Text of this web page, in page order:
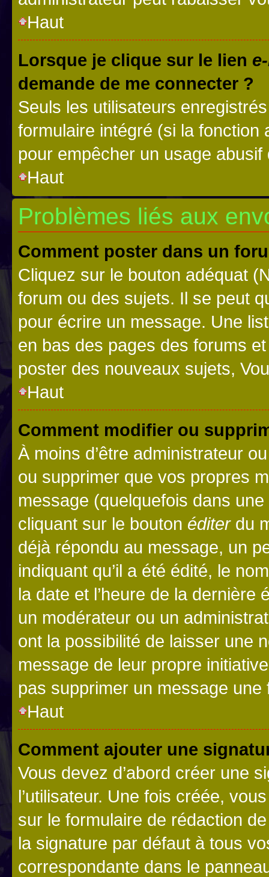
Haut
Lorsque je clique sur le lien
demande de me connecter ?
Seuls les utilisateurs
formulaire intégré (si la fonction
pour empêcher un usage
Haut
Problèmes liés aux
Comment poster dans un
Cliquez sur le bouton adéquat
forum ou des sujets. Il se peut
pour écrire un message. Une
en bas des pages des forums
poster des nouveaux sujets,
Haut
Comment modifier ou
À moins d’être administrateur
ou supprimer que vos propres
message (quelquefois dans
cliquant sur le bouton éditerdu
déjà répondu au message, un
indiquant qu’il a été édité, le
la date et l’heure de la dernière
un modérateur ou un
ont la possibilité de laisser une
message de leur propre
pas supprimer un message une
Haut
Comment ajouter une
Vous devez d’abord créer une
l’utilisateur. Une fois créée,
sur le formulaire de rédaction
la signature par défaut à tous
correspondante dans le